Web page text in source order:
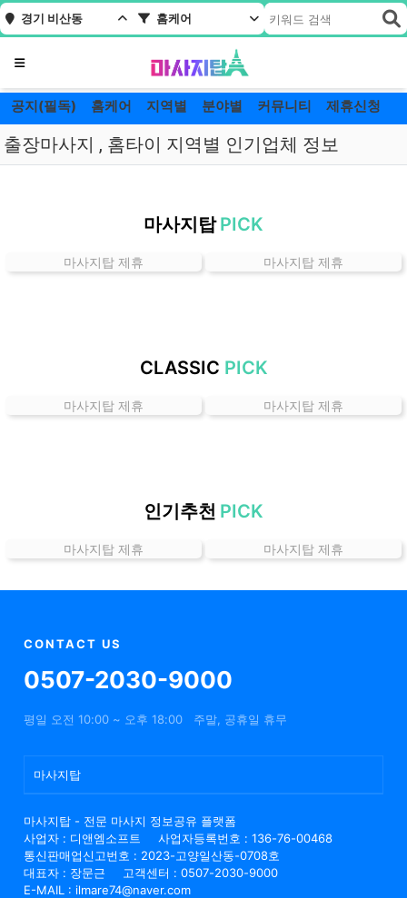
경기 비산동 홈케어
메뉴
공지(필독) 홈케어 지역별 분야별 커뮤니티 제휴신청
출장마사지 , 홈타이 지역별 인기업체 정보
동
곳
인
보
마사지탑 PICK
마사지탑 제휴 마사지탑 제휴
CLASSIC PICK
마사지탑 제휴 마사지탑 제휴
인기추천 PICK
마사지탑 제휴 마사지탑 제휴
CONTACT US
0507-2030-9000
평일 오전 10:00 ~ 오후 18:00 주말, 공휴일 휴무
마사지탑
마사지탑 - 전문 마사지 정보공유 플랫폼
사업자 : 디앤엠소프트
사업자등록번호 : 136-76-00468
통신판매업신고번호 : 2023-고양일산동-0708호
대표자 : 장문근
고객센터 : 0507-2030-9000
E-MAIL : ilmare74@naver.com